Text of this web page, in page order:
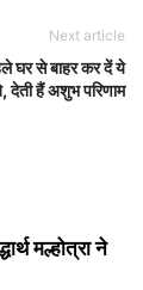
Next article
घर से बाहर कर दें ये
देती हैं अशुभ परिणाम
मल्होत्रा ने